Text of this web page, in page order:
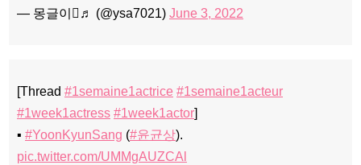
— 몽글이♬ (@ysa7021) June 3, 2022
[Thread #1semaine1actrice #1semaine1acteur
#1week1actress #1week1actor]
▪️ #YoonKyunSang (#윤균상).
pic.twitter.com/UMMgAUZCAl